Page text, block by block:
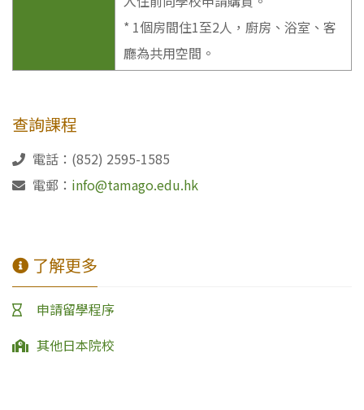
* 1個房間住1至2人，廚房、浴室、客
廳為共用空間。
查詢課程
電話：(852) 2595-1585
電郵： info@tamago.edu.hk
了解更多
申請留學程序
其他日本院校